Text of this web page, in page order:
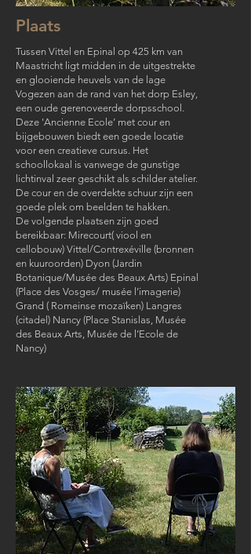
Plaats
Tussen Vittel en Epinal op 425 km van
Maastricht ligt midden in de uitgestrekte
en glooiende heuvels van de lage
Vogezen aan de rand van het dorp Esley,
een oude gerenoveerde dorpsschool.
Deze 'Ancienne Ecole’ met cour en
bijgebouwen biedt een goede locatie
voor een creatieve cursus. Het
schoollokaal is vanwege de gunstige
lichtinval zeer geschikt als schilder atelier.
De cour en de overdekte schuur zijn een
goede plek om beelden te hakken.
De volgende plaatsen zijn goed
bereikbaar: Mirecourt( viool en
cellobouw) Vittel/Contrexéville (bronnen
en kuuroorden) Dyon (Jardin
Botanique/Musée des Beaux Arts) Epinal
(Place des Vosges/ musée l’imagerie)
Grand ( Romeinse mozaïken) Langres
(citadel) Nancy (Place Stanislas, Musée
des Beaux Arts, Musée de l’Ecole de
Nancy)